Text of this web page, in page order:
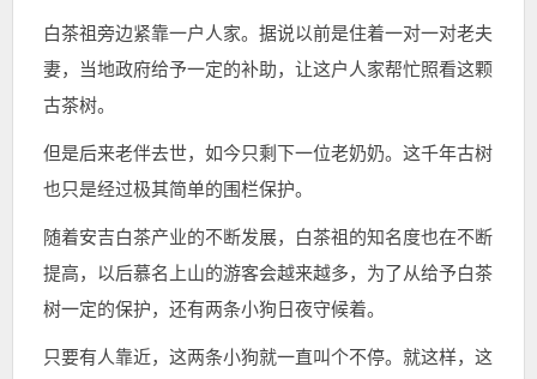
白茶祖旁边紧靠一户人家。据说以前是住着一对一对老夫
妻，当地政府给予一定的补助，让这户人家帮忙照看这颗
古茶树。
但是后来老伴去世，如今只剩下一位老奶奶。这千年古树
也只是经过极其简单的围栏保护。
随着安吉白茶产业的不断发展，白茶祖的知名度也在不断
提高，以后慕名上山的游客会越来越多，为了从给予白茶
树一定的保护，还有两条小狗日夜守候着。
只要有人靠近，这两条小狗就一直叫个不停。就这样，这